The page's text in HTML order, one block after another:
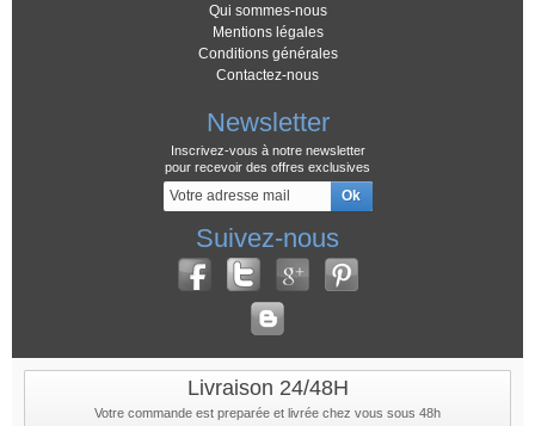
Qui sommes-nous
Mentions légales
Conditions générales
Contactez-nous
Newsletter
Inscrivez-vous à notre newsletter
pour recevoir des offres exclusives
Suivez-nous
Livraison 24/48H
Votre commande est preparée et livrée chez vous sous 48h